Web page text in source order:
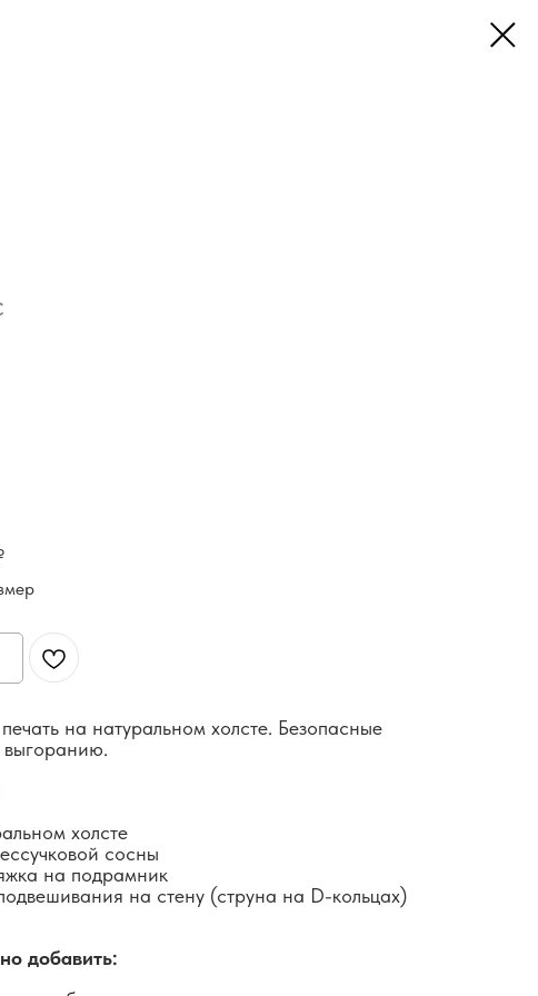
на натуральном холсте. Безопасные
выгоранию.
холсте
сосны
на подрамник
на стену (струна на D-кольцах)
добавить: